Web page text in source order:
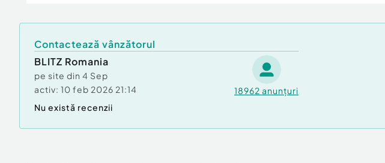
Gaz
Contactează vânzătorul
BLITZ Romania
pe site din 4 Sep
activ: 10 feb 2026 21:14 18962 anunțuri
Nu există recenzii